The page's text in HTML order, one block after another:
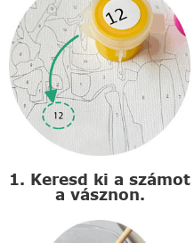
1. Keresd ki a számot
a vásznon.